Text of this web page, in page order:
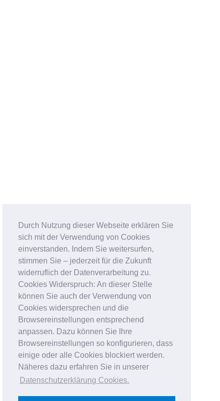
Durch Nutzung dieser Webseite erklären Sie
sich mit der Verwendung von Cookies
einverstanden. Indem Sie weitersurfen,
stimmen Sie – jederzeit für die Zukunft
widerruflich der Datenverarbeitung zu.
Cookies Widerspruch: An dieser Stelle
können Sie auch der Verwendung von
Cookies widersprechen und die
Browsereinstellungen entsprechend
anpassen. Dazu können Sie Ihre
Browsereinstellungen so konfigurieren, dass
einige oder alle Cookies blockiert werden.
Näheres dazu erfahren Sie in unserer
Datenschutzerklärung Cookies.